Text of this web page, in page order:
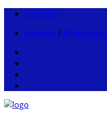
Contacto
Ingresar / Registrarse